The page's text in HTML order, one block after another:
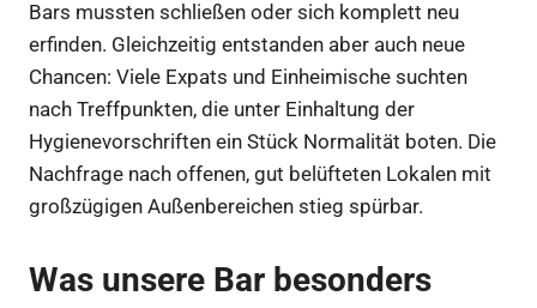
Bars mussten schließen oder sich komplett neu
erfinden. Gleichzeitig entstanden aber auch neue
Chancen: Viele Expats und Einheimische suchten
nach Treffpunkten, die unter Einhaltung der
Hygienevorschriften ein Stück Normalität boten. Die
Nachfrage nach offenen, gut belüfteten Lokalen mit
großzügigen Außenbereichen stieg spürbar.
Was unsere Bar besonders